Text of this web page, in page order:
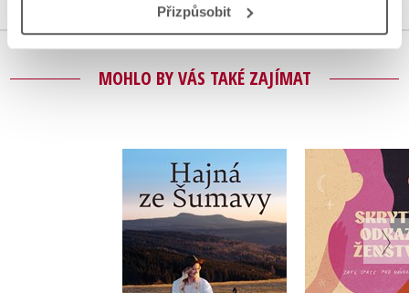
Přizpůsobit
MOHLO BY VÁS TAKÉ ZAJÍMAT
Hajná ze Šumavy
Lucie Marunová
Skrytý
Lucie